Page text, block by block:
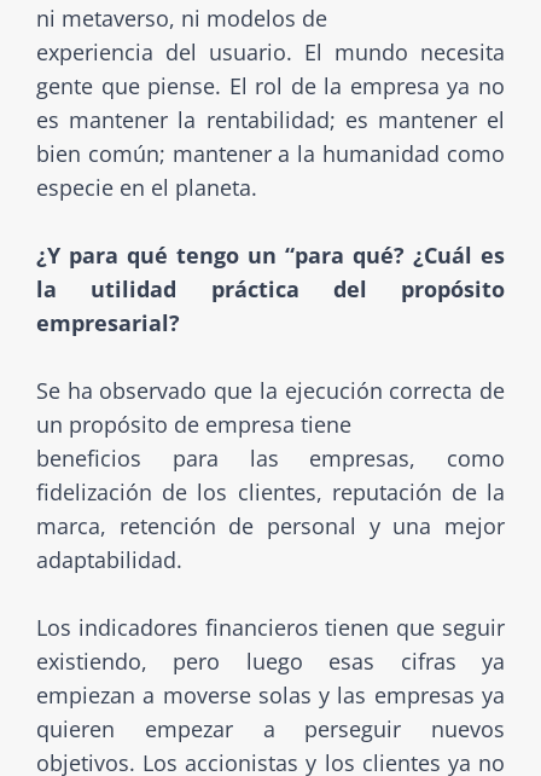
ni metaverso, ni modelos de
experiencia del usuario. El mundo necesita
gente que piense. El rol de la empresa ya no
es mantener la rentabilidad; es mantener el
bien común; mantener a la humanidad como
especie en el planeta.
¿Y para qué tengo un “para qué? ¿Cuál es
la utilidad práctica del propósito
empresarial?
Se ha observado que la ejecución correcta de
un propósito de empresa tiene
beneficios para las empresas, como
fidelización de los clientes, reputación de la
marca, retención de personal y una mejor
adaptabilidad.
Los indicadores financieros tienen que seguir
existiendo, pero luego esas cifras ya
empiezan a moverse solas y las empresas ya
quieren empezar a perseguir nuevos
objetivos. Los accionistas y los clientes ya no